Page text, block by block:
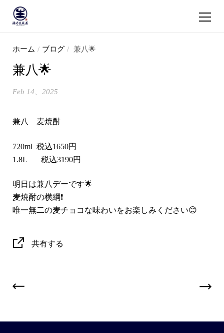
ショッピ
ホーム / ブログ / 兼八🌟
兼八🌟
Feb 14、2025
兼八 麦焼酎
720ml 税込1650円
1.8L 税込3190円
明日は兼八デーです🌟
麦焼酎の横綱❗️
唯一無二の麦チョコな味わいをお楽しみください😊
共有する